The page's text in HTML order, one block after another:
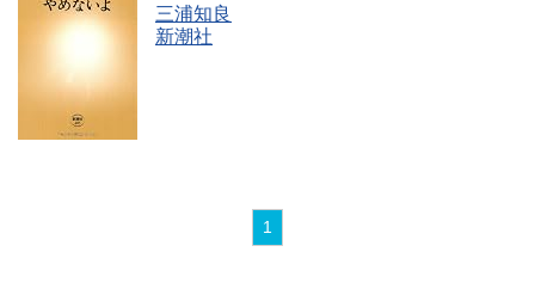
三浦知良
新潮社
1